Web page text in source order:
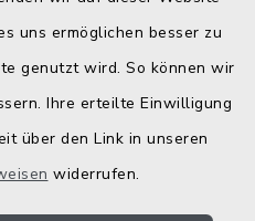
uns ermöglichen besser zu
genutzt wird. So können wir
Ihre erteilte Einwilligung
über den Link in unseren
widerrufen.